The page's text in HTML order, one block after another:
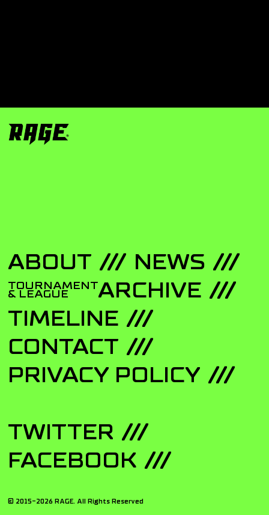
ABOUT NEWS
TOURNAMENT
& LEAGUE
ARCHIVE
TIMELINE
CONTACT
PRIVACY POLICY
TWITTER
FACEBOOK
© 2015-2026 RAGE. All Rights Reserved